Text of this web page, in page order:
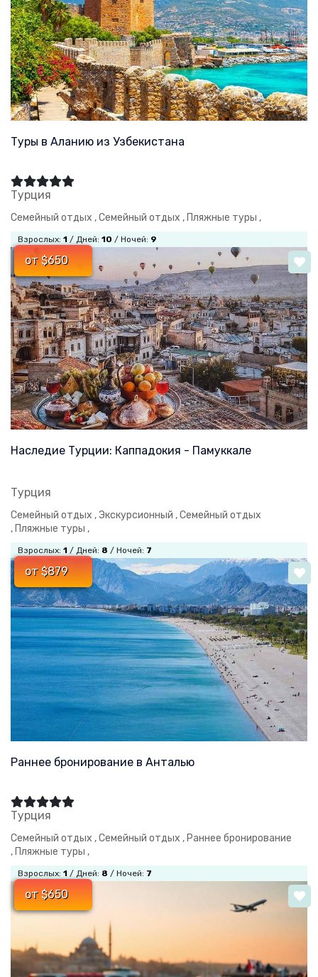
Туры в Аланию из Узбекистана
Турция
Семейный отдых ,Семейный отдых , Пляжные туры ,
Взрослых: 1 / Дней: 10 / Ночей: 9
от $650
Наследие Турции: Каппадокия - Памуккале
Турция
Семейный отдых ,Экскурсионный ,Семейный отдых
,Пляжные туры ,
Взрослых: 1 / Дней: 8 / Ночей: 7
от $879
Раннее бронирование в Анталью
Турция
Семейный отдых ,Семейный отдых , Раннее бронирование
, Пляжные туры ,
Взрослых: 1 / Дней: 8 / Ночей: 7
от $650